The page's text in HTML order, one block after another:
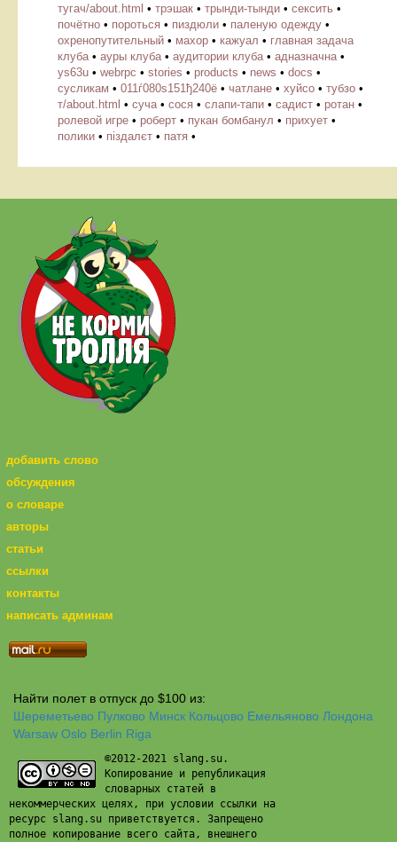
тугач/about.html • трэшак • трынди-тынди • сексить •
почётно • пороться • пиздюли • паленую одежду •
охренопутительный • махор • кажуал • главная задача
клуба • ауры клуба • аудитории клуба • адназначна •
ys63u • webrpc • stories • products • news • docs •
cусликам • 011ѓ080ѕ151ђ240ё • чатлане • хуйсо • тубзо •
т/about.html • суча • сося • слапи-тапи • садист • ротан •
ролевой игре • роберт • пукан бомбанул • прихует •
полики • піздалєт • патя •
добавить слово
обсуждения
о словаре
авторы
статьи
ссылки
контакты
написать админам
Найти полет в отпуск до $100 из:
Шереметьево Пулково Минск Кольцово Емельяново Лондона
Warsaw Oslo Berlin Riga
©2012-2021 slang.su.
Копирование и републикация
словарных статей в
некоммерческих целях, при условии ссылки на
ресурс slang.su приветствуется. Запрещено
полное копирование всего сайта, внешнего